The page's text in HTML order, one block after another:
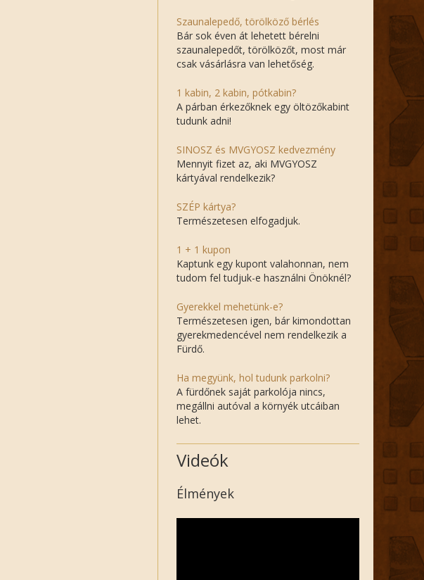
Szaunalepedő, törölköző bérlés
Bár sok éven át lehetett bérelni
szaunalepedőt, törölközőt, most már
csak vásárlásra van lehetőség.
1 kabin, 2 kabin, pótkabin?
A párban érkezőknek egy öltözőkabint
tudunk adni!
SINOSZ és MVGYOSZ kedvezmény
Mennyit fizet az, aki MVGYOSZ
kártyával rendelkezik?
SZÉP kártya?
Természetesen elfogadjuk.
1 + 1 kupon
Kaptunk egy kupont valahonnan, nem
tudom fel tudjuk-e használni Önöknél?
Gyerekkel mehetünk-e?
Természetesen igen, bár kimondottan
gyerekmedencével nem rendelkezik a
Fürdő.
Ha megyünk, hol tudunk parkolni?
A fürdőnek saját parkolója nincs,
megállni autóval a környék utcáiban
lehet.
Videók
Élmények